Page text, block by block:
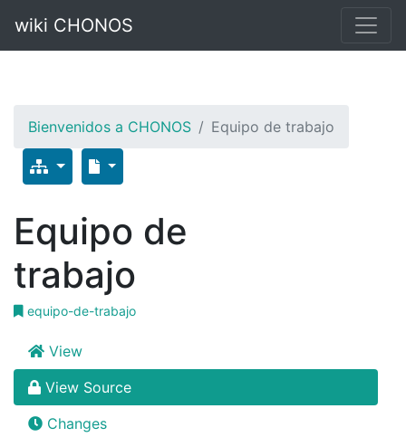
wiki CHONOS
Bienvenidos a CHONOS Equipo de trabajo
Equipo de
trabajo
equipo-de-trabajo
View
View Source
Changes